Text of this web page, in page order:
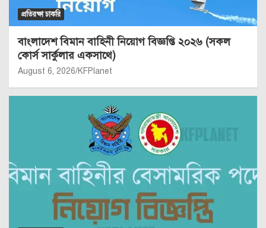
প্রতিরক্ষা চাকরি
বাংলাদেশ বিমান বাহিনী নিয়োগ বিজ্ঞপ্তি ২০২৬ (সকল
কোর্স সার্কুলার একসাথে)
August 6, 2026 KFPlanet